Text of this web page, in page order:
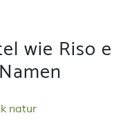
wie Riso e
natur